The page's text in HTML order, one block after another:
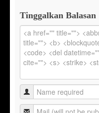
Tinggalkan Balasan